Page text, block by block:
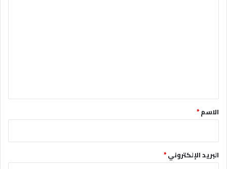
*الاسم*
البريد الإلكتروني*